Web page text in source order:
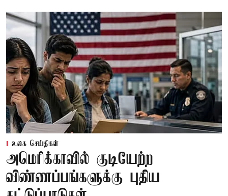
உலக செய்திகள்
அமெரிக்காவில் குடியேற்ற
விண்ணப்பங்களுக்கு புதிய